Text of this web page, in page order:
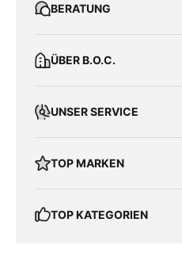
BERATUNG
ÜBER B.O.C.
UNSER SERVICE
TOP MARKEN
TOP KATEGORIEN